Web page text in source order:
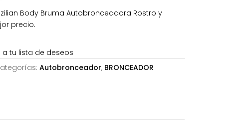
Body Bruma Autobronceadora Rostro y
precio.
tu lista de deseos
Autobronceador, BRONCEADOR